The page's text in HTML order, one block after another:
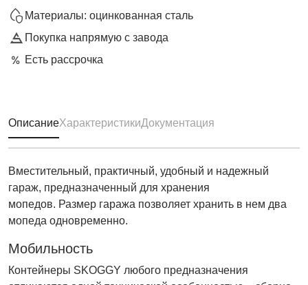
Материалы: оцинкованная сталь
Покупка напрямую с завода
Есть рассрочка
ОписаниеХарактеристикиДокументация
Вместительный, практичный, удобный и надежный
гараж, предназначенный для хранения
мопедов. Размер гаража позволяет хранить в нем два
мопеда одновременно.
Мобильность
Контейнеры SKOGGY любого предназначения